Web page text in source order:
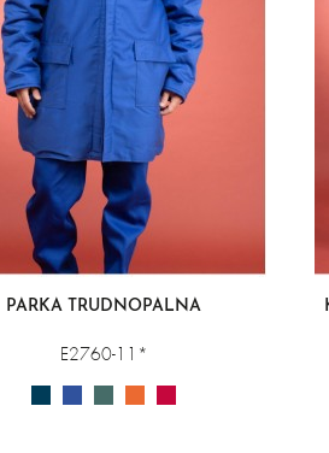
PARKA TRUDNOPALNA
E2760-11*